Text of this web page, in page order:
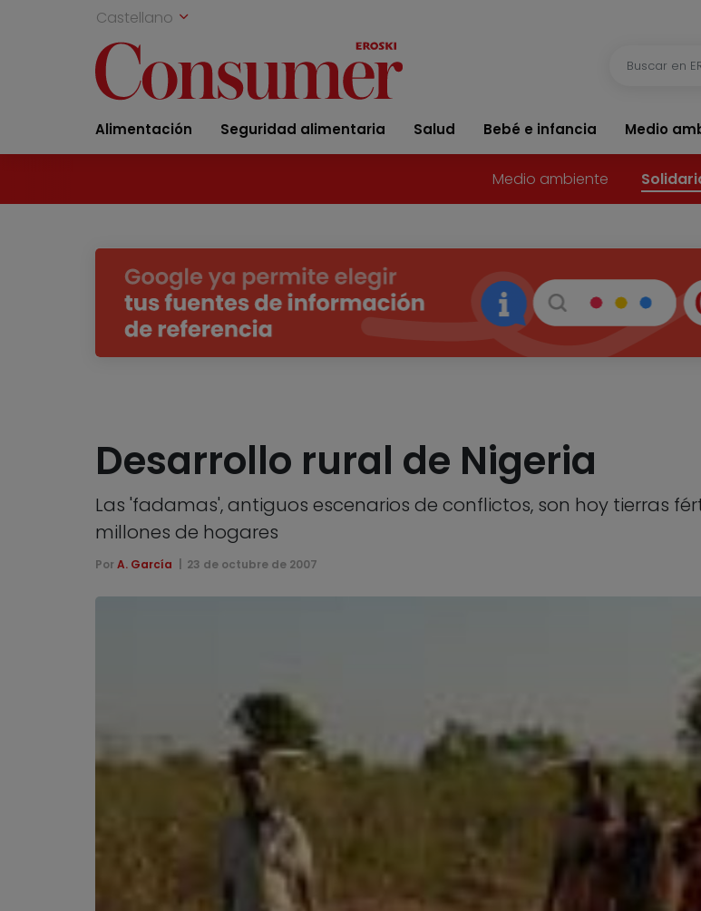
Castellano
Alimentación Seguridad alimentaria Salud Bebé e infancia Medio
Medio ambiente
Desarrollo rural de Nigeria
Las 'fadamas', antiguos escenarios de conflictos, son hoy tierras
millones de hogares
Por A. García 23 de octubre de 2007